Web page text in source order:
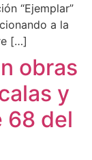
“Ejemplar”
a la
[…]
obras
y
68 del